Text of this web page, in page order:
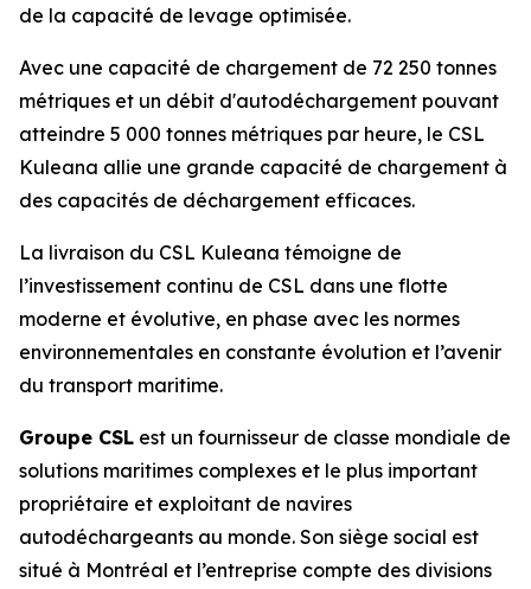
de la capacité de levage optimisée.
Avec une capacité de chargement de 72 250 tonnes
métriques et un débit d'autodéchargement pouvant
atteindre 5 000 tonnes métriques par heure, le CSL
Kuleana allie une grande capacité de chargement à
des capacités de déchargement efficaces.
La livraison du CSL Kuleana témoigne de
l’investissement continu de CSL dans une flotte
moderne et évolutive, en phase avec les normes
environnementales en constante évolution et l’avenir
du transport maritime.
Groupe CSL est un fournisseur de classe mondiale de
solutions maritimes complexes et le plus important
propriétaire et exploitant de navires
autodéchargeants au monde. Son siège social est
situé à Montréal et l’entreprise compte des divisions